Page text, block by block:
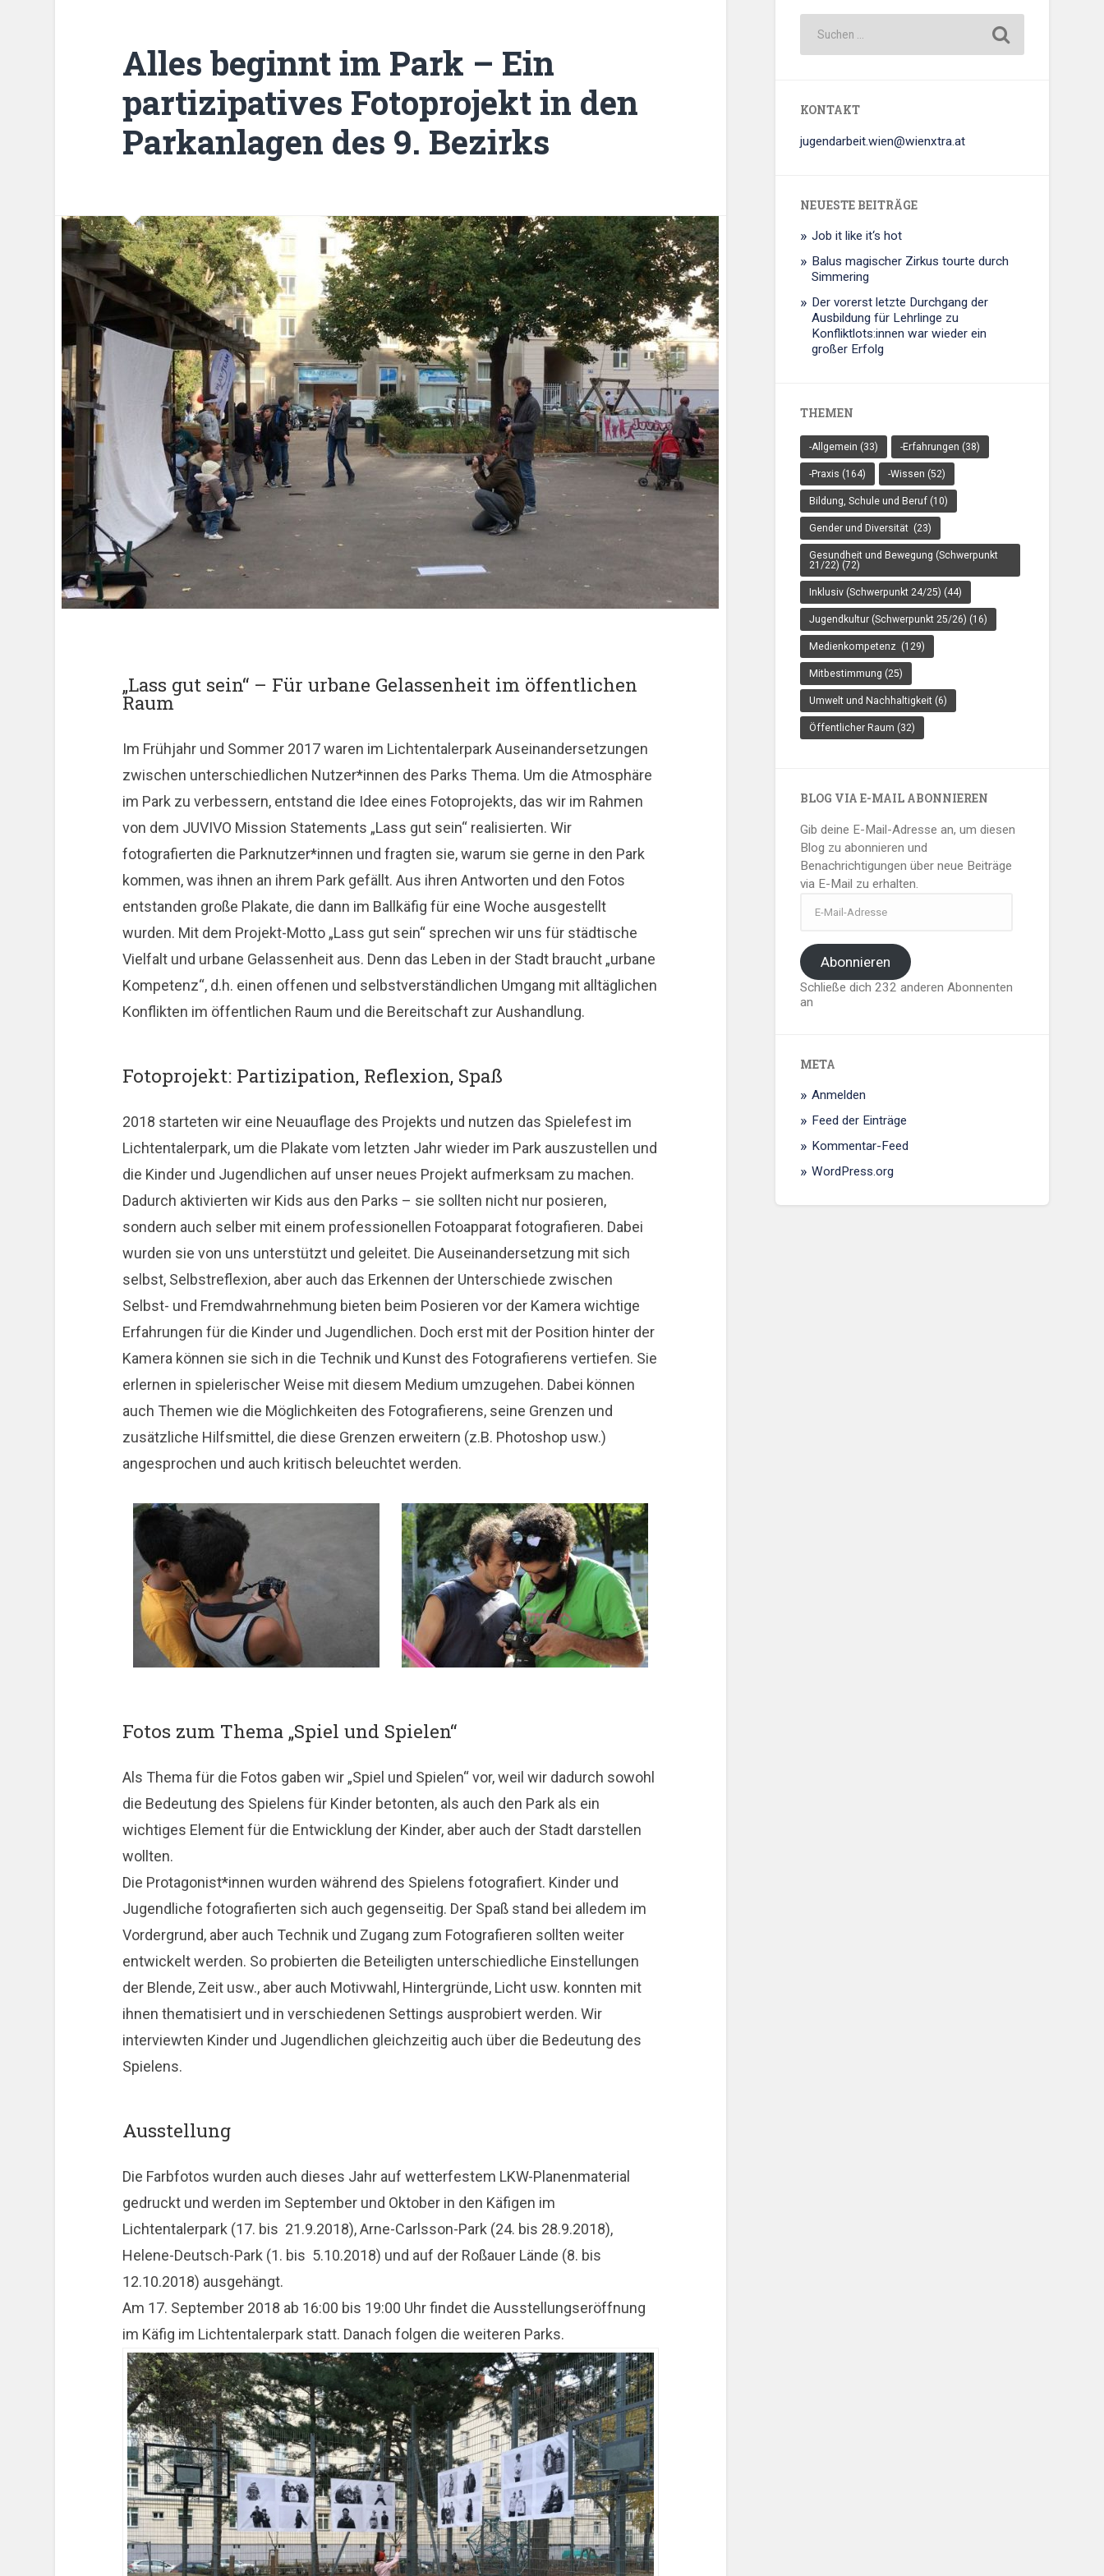
Alles beginnt im Park – Ein
partizipatives Fotoprojekt in den
Parkanlagen des 9. Bezirks
„Lass gut sein“ – Für urbane Gelassenheit im öffentlichen
Raum
Im Frühjahr und Sommer 2017 waren im Lichtentalerpark Auseinandersetzungen
zwischen unterschiedlichen Nutzer*innen des Parks Thema. Um die Atmosphäre
im Park zu verbessern, entstand die Idee eines Fotoprojekts, das wir im Rahmen
von dem JUVIVO Mission Statements „Lass gut sein“ realisierten. Wir
fotografierten die Parknutzer*innen und fragten sie, warum sie gerne in den Park
kommen, was ihnen an ihrem Park gefällt. Aus ihren Antworten und den Fotos
entstanden große Plakate, die dann im Ballkäfig für eine Woche ausgestellt
wurden. Mit dem Projekt-Motto „Lass gut sein“ sprechen wir uns für städtische
Vielfalt und urbane Gelassenheit aus. Denn das Leben in der Stadt braucht „urbane
Kompetenz“, d.h. einen offenen und selbstverständlichen Umgang mit alltäglichen
Konflikten im öffentlichen Raum und die Bereitschaft zur Aushandlung.
Fotoprojekt: Partizipation, Reflexion, Spaß
2018 starteten wir eine Neuauflage des Projekts und nutzen das Spielefest im
Lichtentalerpark, um die Plakate vom letzten Jahr wieder im Park auszustellen und
die Kinder und Jugendlichen auf unser neues Projekt aufmerksam zu machen.
Dadurch aktivierten wir Kids aus den Parks – sie sollten nicht nur posieren,
sondern auch selber mit einem professionellen Fotoapparat fotografieren. Dabei
wurden sie von uns unterstützt und geleitet. Die Auseinandersetzung mit sich
selbst, Selbstreflexion, aber auch das Erkennen der Unterschiede zwischen
Selbst- und Fremdwahrnehmung bieten beim Posieren vor der Kamera wichtige
Erfahrungen für die Kinder und Jugendlichen. Doch erst mit der Position hinter der
Kamera können sie sich in die Technik und Kunst des Fotografierens vertiefen. Sie
erlernen in spielerischer Weise mit diesem Medium umzugehen. Dabei können
auch Themen wie die Möglichkeiten des Fotografierens, seine Grenzen und
zusätzliche Hilfsmittel, die diese Grenzen erweitern (z.B. Photoshop usw.)
angesprochen und auch kritisch beleuchtet werden.
Fotos zum Thema „Spiel und Spielen“
Als Thema für die Fotos gaben wir „Spiel und Spielen“ vor, weil wir dadurch sowohl
die Bedeutung des Spielens für Kinder betonten, als auch den Park als ein
wichtiges Element für die Entwicklung der Kinder, aber auch der Stadt darstellen
wollten.
Die Protagonist*innen wurden während des Spielens fotografiert. Kinder und
Jugendliche fotografierten sich auch gegenseitig. Der Spaß stand bei alledem im
Vordergrund, aber auch Technik und Zugang zum Fotografieren sollten weiter
entwickelt werden. So probierten die Beteiligten unterschiedliche Einstellungen
der Blende, Zeit usw., aber auch Motivwahl, Hintergründe, Licht usw. konnten mit
ihnen thematisiert und in verschiedenen Settings ausprobiert werden. Wir
interviewten Kinder und Jugendlichen gleichzeitig auch über die Bedeutung des
Spielens.
Ausstellung
Die Farbfotos wurden auch dieses Jahr auf wetterfestem LKW-Planenmaterial
gedruckt und werden im September und Oktober in den Käfigen im
Lichtentalerpark (17. bis 21.9.2018), Arne-Carlsson-Park (24. bis 28.9.2018),
Helene-Deutsch-Park (1. bis 5.10.2018) und auf der Roßauer Lände (8. bis
12.10.2018) ausgehängt.
Am 17. September 2018 ab 16:00 bis 19:00 Uhr findet die Ausstellungseröffnung
im Käfig im Lichtentalerpark statt. Danach folgen die weiteren Parks.
KONTAKT
jugendarbeit.wien@wienxtra.at
NEUESTE BEITRÄGE
Job it like it‘s hot
Balus magischer Zirkus tourte durch
Simmering
Der vorerst letzte Durchgang der
Ausbildung für Lehrlinge zu
Konfliktlots:innen war wieder ein
großer Erfolg
THEMEN
-Allgemein (33) -Erfahrungen (38)
-Praxis (164) -Wissen (52)
Bildung, Schule und Beruf (10)
Gender und Diversität (23)
Gesundheit und Bewegung (Schwerpunkt
21/22) (72)
Inklusiv (Schwerpunkt 24/25) (44)
Jugendkultur (Schwerpunkt 25/26) (16)
Medienkompetenz (129)
Mitbestimmung (25)
Umwelt und Nachhaltigkeit (6)
Öffentlicher Raum (32)
BLOG VIA E-MAIL ABONNIEREN
Gib deine E-Mail-Adresse an, um diesen
Blog zu abonnieren und
Benachrichtigungen über neue Beiträge
via E-Mail zu erhalten.
Mail-
Abonnieren
Schließe dich 232 anderen Abonnenten
an
META
Anmelden
Feed der Einträge
Kommentar-Feed
WordPress.org